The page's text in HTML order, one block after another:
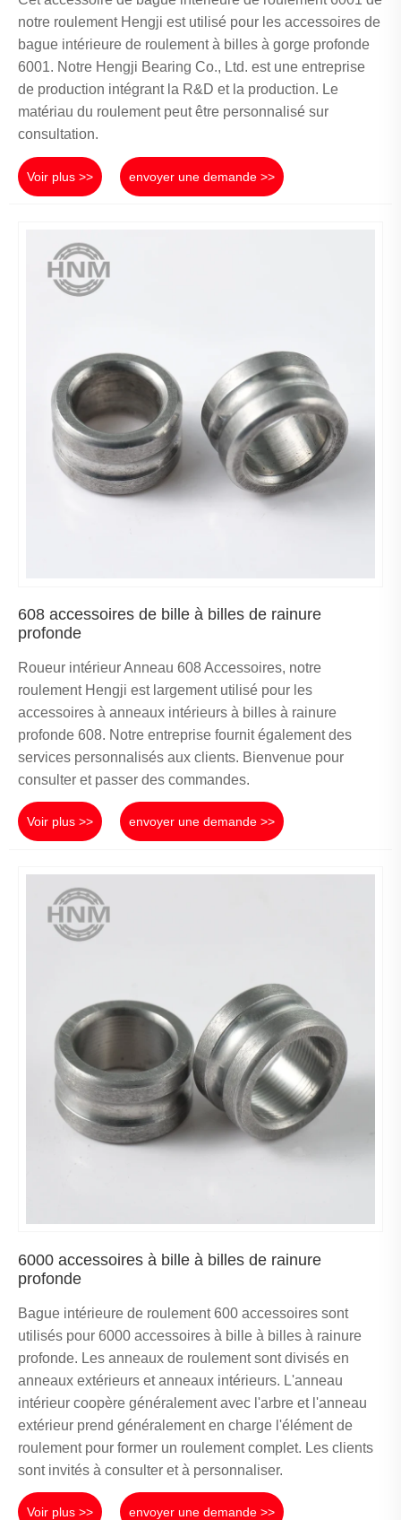
notre roulement Hengji est utilisé pour les accessoires de
bague intérieure de roulement à billes à gorge profonde
6001. Notre Hengji Bearing Co., Ltd. est une entreprise
de production intégrant la R&D et la production. Le
matériau du roulement peut être personnalisé sur
consultation.
Voir plus >> envoyer une demande >>
608 accessoires de bille à billes de rainure
profonde
Roueur intérieur Anneau 608 Accessoires, notre
roulement Hengji est largement utilisé pour les
accessoires à anneaux intérieurs à billes à rainure
profonde 608. Notre entreprise fournit également des
services personnalisés aux clients. Bienvenue pour
consulter et passer des commandes.
Voir plus >> envoyer une demande >>
6000 accessoires à bille à billes de rainure
profonde
Bague intérieure de roulement 600 accessoires sont
utilisés pour 6000 accessoires à bille à billes à rainure
profonde. Les anneaux de roulement sont divisés en
anneaux extérieurs et anneaux intérieurs. L'anneau
intérieur coopère généralement avec l'arbre et l'anneau
extérieur prend généralement en charge l'élément de
roulement pour former un roulement complet. Les clients
sont invités à consulter et à personnaliser.
Voir plus >> envoyer une demande >>